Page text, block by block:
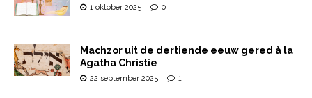
1 oktober 2025 0
Machzor uit de dertiende eeuw gered à la
Agatha Christie
22 september 2025 1